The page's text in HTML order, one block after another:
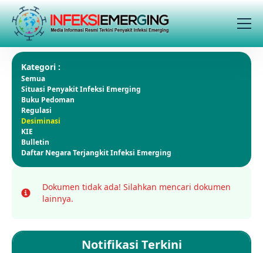
Kategori :
Semua
Situasi Penyakit Infeksi Emerging
Buku Pedoman
Regulasi
Desiminasi
KIE
Bulletin
Daftar Negara Terjangkit Infeksi Emerging
Info
Dokumen tidak ada! Silahkan mencari dokumen
lainnya.
Notifikasi Terkini